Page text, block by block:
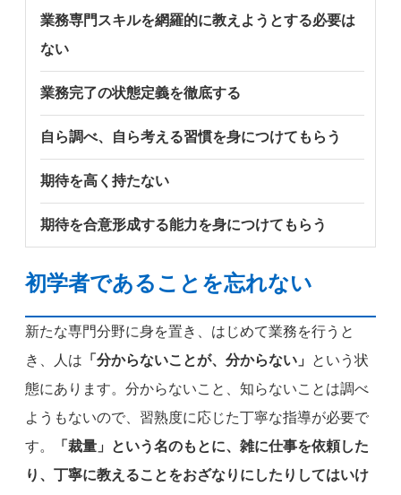
業務専門スキルを網羅的に教えようとする必要は
ない
業務完了の状態定義を徹底する
自ら調べ、自ら考える習慣を身につけてもらう
期待を高く持たない
期待を合意形成する能力を身につけてもらう
初学者であることを忘れない
新たな専門分野に身を置き、はじめて業務を行うと
き、人は 「分からないことが、分からない」
という状
態にあります。分からないこと、知らないことは調べ
ようもないので、習熟度に応じた丁寧な指導が必要で
す。
「裁量」という名のもとに、雑に仕事を依頼した
り、丁寧に教えることをおざなりにしたりしてはいけ